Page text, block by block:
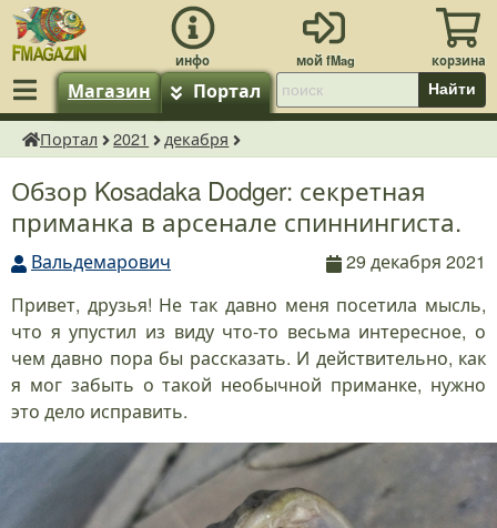
Магазин Портал Найти
fMagazin.ru
Портал 2021 декабря
Обзор Kosadaka Dodger: секретная
приманка в арсенале спиннингиста.
Вальдемарович
29 декабря 2021
Привет, друзья! Не так давно меня посетила мысль,
что я упустил из виду что-то весьма интересное, о
чем давно пора бы рассказать. И действительно, как
я мог забыть о такой необычной приманке, нужно
это дело исправить.